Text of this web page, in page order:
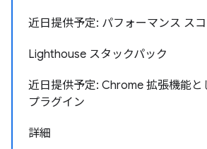
近日提供予定: パフォーマンス ス
Lighthouse スタックパック
近日提供予定: Chrome 拡張機能
プラグイン
詳細